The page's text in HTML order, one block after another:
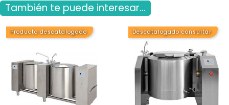
También te puede interesar...
Producto descatalogado Descatalogado consultar